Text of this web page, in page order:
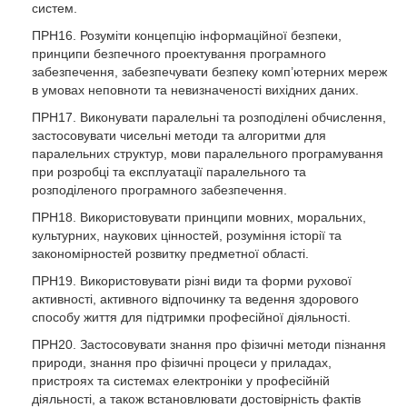
систем.
ПРН16. Розуміти концепцію інформаційної безпеки,
принципи безпечного проектування програмного
забезпечення, забезпечувати безпеку комп’ютерних мереж
в умовах неповноти та невизначеності вихідних даних.
ПРН17. Виконувати паралельні та розподілені обчислення,
застосовувати чисельні методи та алгоритми для
паралельних структур, мови паралельного програмування
при розробці та експлуатації паралельного та
розподіленого програмного забезпечення.
ПРН18. Використовувати принципи мовних, моральних,
культурних, наукових цінностей, розуміння історії та
закономірностей розвитку предметної області.
ПРН19. Використовувати різні види та форми рухової
активності, активного відпочинку та ведення здорового
способу життя для підтримки професійної діяльності.
ПРН20. Застосовувати знання про фізичні методи пізнання
природи, знання про фізичні процеси у приладах,
пристроях та системах електроніки у професійній
діяльності, а також встановлювати достовірність фактів